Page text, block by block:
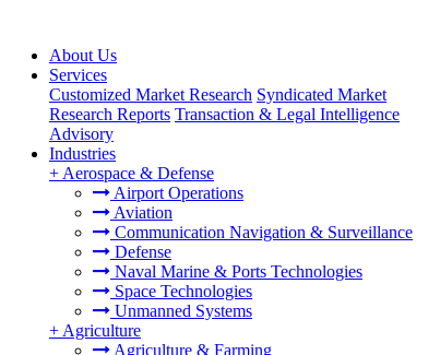
About Us
Services
Customized Market Research Syndicated Market
Research Reports Transaction & Legal Intelligence
Advisory
Industries
+ Aerospace & Defense
Airport Operations
Aviation
Communication Navigation & Surveillance
Defense
Naval Marine & Ports Technologies
Space Technologies
Unmanned Systems
+ Agriculture
Agriculture & Farming